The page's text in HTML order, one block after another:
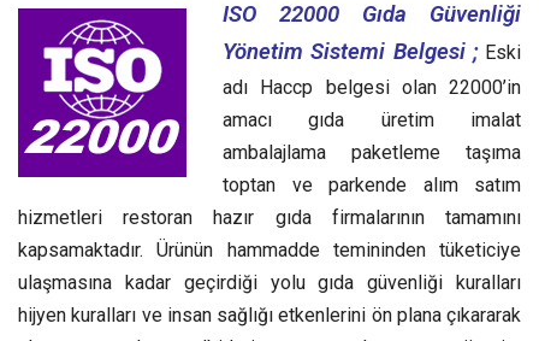
ISO 22000 Gıda Güvenliği
Yönetim Sistemi Belgesi ; Eski
adı Haccp belgesi olan 22000’in
amacı gıda üretim imalat
ambalajlama paketleme taşıma
toptan ve parkende alım satım
hizmetleri restoran hazır gıda firmalarının tamamını
kapsamaktadır. Ürünün hammadde temininden tüketiciye
ulaşmasına kadar geçirdiği yolu gıda güvenliği kuralları
hijyen kuralları ve insan sağlığı etkenlerini ön plana çıkararak